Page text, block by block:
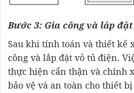
Bước 3: Gia công và lắp
Sau khi tính toán và thiết kế
công và lắp đặt vỏ tủ điện.
thực hiện cẩn thận và chính
bảo vệ và an toàn cho thiết